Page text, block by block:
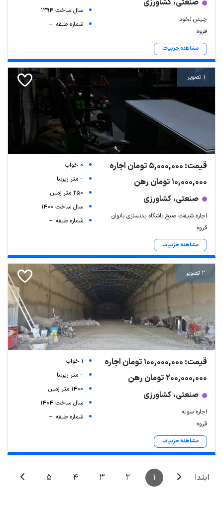
صنعتی، کشاورزی
چیدن نخود
قروه
مشاهده جزییات
سال ساخت 1394
شماره طبقه: --
1 تصویر
قیمت: 5,000,000 تومان اجاره
10,000,000 تومان رهن
صنعتی، کشاورزی
اجاره شیفت صبح باشگاه بدنسازی بانوان
قروه
مشاهده جزییات
0 خواب
-- متر زیربنا
250 متر زمین
سال ساخت 1400
شماره طبقه: --
2 تصویر
قیمت: 100,000,000 تومان اجاره
200,000,000 تومان رهن
صنعتی، کشاورزی
اجاره سوله
قروه
مشاهده جزییات
1 خواب
-- متر زیربنا
1400 متر زمین
سال ساخت 1404
شماره طبقه: --
ابتدا 1
2
3
4
5